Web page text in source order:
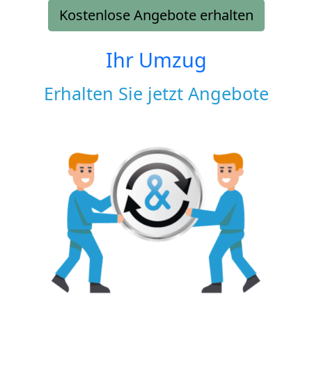
Kostenlose Angebote erhalten
Ihr Umzug
Erhalten Sie jetzt Angebote